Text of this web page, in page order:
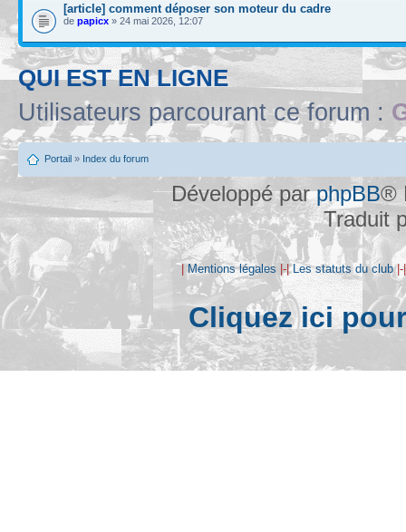
[article] comment déposer son moteur du cadre
de papicx » 24 mai 2026, 12:07
QUI EST EN LIGNE
Utilisateurs parcourant ce forum :
Portail » Index du forum
Développé parphpBB®
Traduit
| Mentions légales |-|Les statuts du club
Cliquez ici